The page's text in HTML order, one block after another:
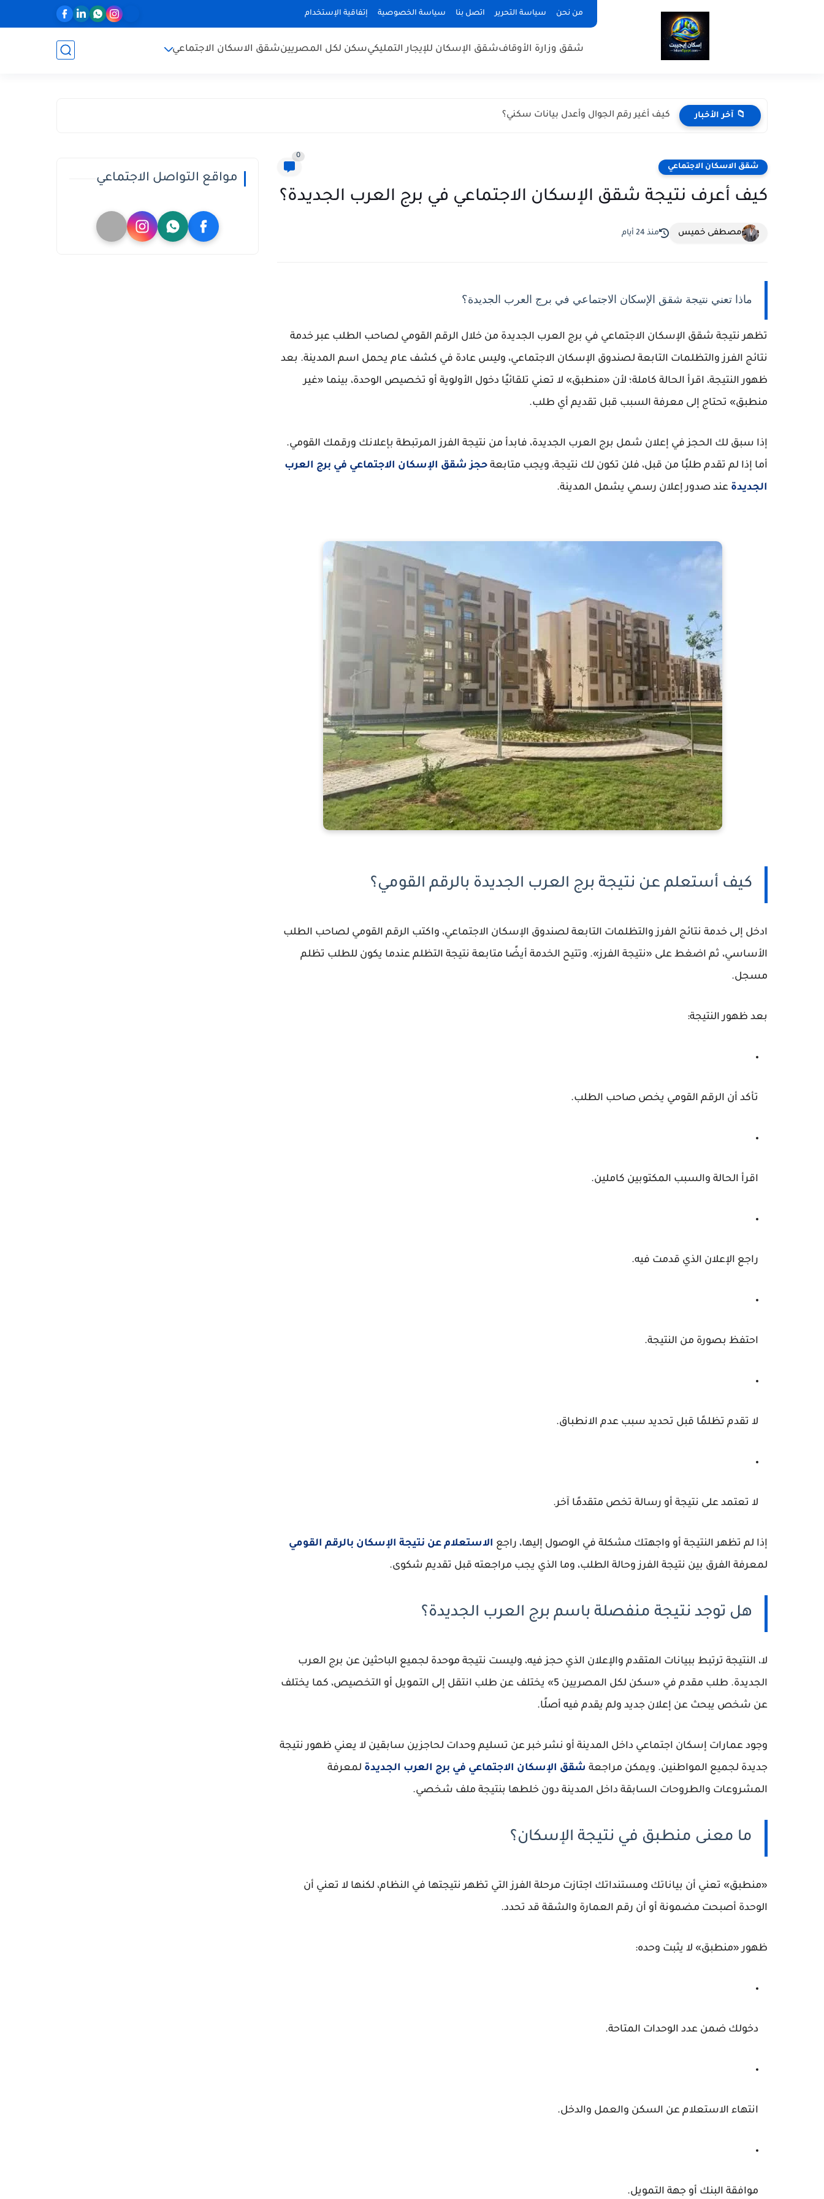
من نحن سياسة التحرير اتصل بنا سياسة الخصوصية إتفاقية الإستخدام
شقق وزارة الأوقافشقق الإسكان للإيجار التمليكيسكن لكل المصريينشقق الاسكان الاجتماعي
📁 آخر الأخبار كيف أغير رقم الجوال وأعدل بيانات سكني؟
شقق الاسكان الاجتماعي
0
كيف أعرف نتيجة شقق الإسكان الاجتماعي في برج العرب الجديدة؟
مصطفى خميس منذ 24 أيام
ماذا تعني نتيجة شقق الإسكان الاجتماعي في برج العرب الجديدة؟
تظهر نتيجة شقق الإسكان الاجتماعي في برج العرب الجديدة من خلال الرقم القومي لصاحب الطلب عبر خدمة
نتائج الفرز والتظلمات التابعة لصندوق الإسكان الاجتماعي، وليس عادة في كشف عام يحمل اسم المدينة. بعد
ظهور النتيجة، اقرأ الحالة كاملة؛ لأن «منطبق» لا تعني تلقائيًا دخول الأولوية أو تخصيص الوحدة، بينما «غير
منطبق» تحتاج إلى معرفة السبب قبل تقديم أي طلب.
إذا سبق لك الحجز في إعلان شمل برج العرب الجديدة، فابدأ من نتيجة الفرز المرتبطة بإعلانك ورقمك القومي.
أما إذا لم تقدم طلبًا من قبل، فلن تكون لك نتيجة، ويجب متابعة حجز شقق الإسكان الاجتماعي في برج العرب
الجديدة عند صدور إعلان رسمي يشمل المدينة.
كيف أستعلم عن نتيجة برج العرب الجديدة بالرقم القومي؟
ادخل إلى خدمة نتائج الفرز والتظلمات التابعة لصندوق الإسكان الاجتماعي، واكتب الرقم القومي لصاحب الطلب
الأساسي، ثم اضغط على «نتيجة الفرز». وتتيح الخدمة أيضًا متابعة نتيجة التظلم عندما يكون للطلب تظلم
مسجل.
بعد ظهور النتيجة:
تأكد أن الرقم القومي يخص صاحب الطلب.
اقرأ الحالة والسبب المكتوبين كاملين.
راجع الإعلان الذي قدمت فيه.
احتفظ بصورة من النتيجة.
لا تقدم تظلمًا قبل تحديد سبب عدم الانطباق.
لا تعتمد على نتيجة أو رسالة تخص متقدمًا آخر.
إذا لم تظهر النتيجة أو واجهتك مشكلة في الوصول إليها، راجع الاستعلام عن نتيجة الإسكان بالرقم القومي
لمعرفة الفرق بين نتيجة الفرز وحالة الطلب، وما الذي يجب مراجعته قبل تقديم شكوى.
هل توجد نتيجة منفصلة باسم برج العرب الجديدة؟
لا، النتيجة ترتبط ببيانات المتقدم والإعلان الذي حجز فيه، وليست نتيجة موحدة لجميع الباحثين عن برج العرب
الجديدة. طلب مقدم في «سكن لكل المصريين 5» يختلف عن طلب انتقل إلى التمويل أو التخصيص، كما يختلف
عن شخص يبحث عن إعلان جديد ولم يقدم فيه أصلًا.
وجود عمارات إسكان اجتماعي داخل المدينة أو نشر خبر عن تسليم وحدات لحاجزين سابقين لا يعني ظهور نتيجة
جديدة لجميع المواطنين. ويمكن مراجعة شقق الإسكان الاجتماعي في برج العرب الجديدة لمعرفة
المشروعات والطروحات السابقة داخل المدينة دون خلطها بنتيجة ملف شخصي.
ما معنى منطبق في نتيجة الإسكان؟
«منطبق» تعني أن بياناتك ومستنداتك اجتازت مرحلة الفرز التي تظهر نتيجتها في النظام، لكنها لا تعني أن
الوحدة أصبحت مضمونة أو أن رقم العمارة والشقة قد تحدد.
ظهور «منطبق» لا يثبت وحده:
دخولك ضمن عدد الوحدات المتاحة.
انتهاء الاستعلام عن السكن والعمل والدخل.
موافقة البنك أو جهة التمويل.
مواقع التواصل الاجتماعي